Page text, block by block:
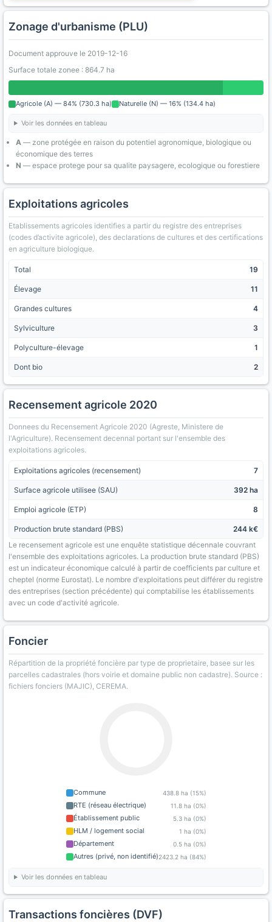
Zonage d'urbanisme (PLU)
Document approuve le 2019-12-16
Surface totale zonee : 864.7 ha
Agricole (A) — 84% (730.3 ha) Naturelle (N) — 16% (134.4 ha)
Voir les données en tableau
A — zone protégée en raison du potentiel agronomique, biologique ou
économique des terres
N — espace protege pour sa qualite paysagere, ecologique ou forestiere
Exploitations agricoles
Etablissements agricoles identifies a partir du registre des entreprises
(codes d’activite agricole), des declarations de cultures et des certifications
en agriculture biologique.
Total 19
Élevage 11
Grandes cultures 4
Sylviculture 3
Polyculture-élevage 1
Dont bio 2
Recensement agricole 2020
Donnees du Recensement Agricole 2020 (Agreste, Ministere de
l'Agriculture). Recensement decennal portant sur l'ensemble des
exploitations agricoles.
Exploitations agricoles (recensement) 7
Surface agricole utilisee (SAU) 392 ha
Emploi agricole (ETP) 8
Production brute standard (PBS)
244 k€
Le recensement agricole est une enquête statistique décennale couvrant
l'ensemble des exploitations agricoles. La production brute standard (PBS)
est un indicateur économique calculé à partir de coefficients par culture et
cheptel (norme Eurostat). Le nombre d'exploitations peut différer du registre
des entreprises (section précédente) qui comptabilise les établissements
avec un code d'activité agricole.
Foncier
Répartition de la propriété foncière par type de proprietaire, basee sur les
parcelles cadastrales (hors voirie et domaine public non cadastre). Source :
fichiers fonciers (MAJIC), CEREMA.
Commune 438.8 ha (15%)
RTE (réseau électrique) 11.8 ha (0%)
Établissement public 5.3 ha (0%)
HLM / logement social 1 ha (0%)
Département 0.5 ha (0%)
Autres (privé, non identifié)2423.2 ha (84%)
Voir les données en tableau
Transactions foncières (DVF)